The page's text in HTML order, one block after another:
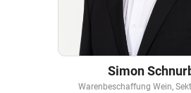
Simon
Warenbeschaffung Wein,